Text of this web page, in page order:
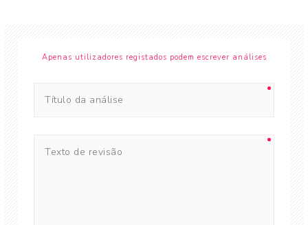
Apenas utilizadores registados podem escrever análises